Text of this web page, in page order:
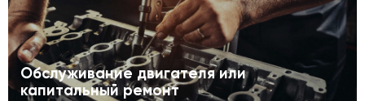
Обслуживание двигателя или
капитальный ремонт